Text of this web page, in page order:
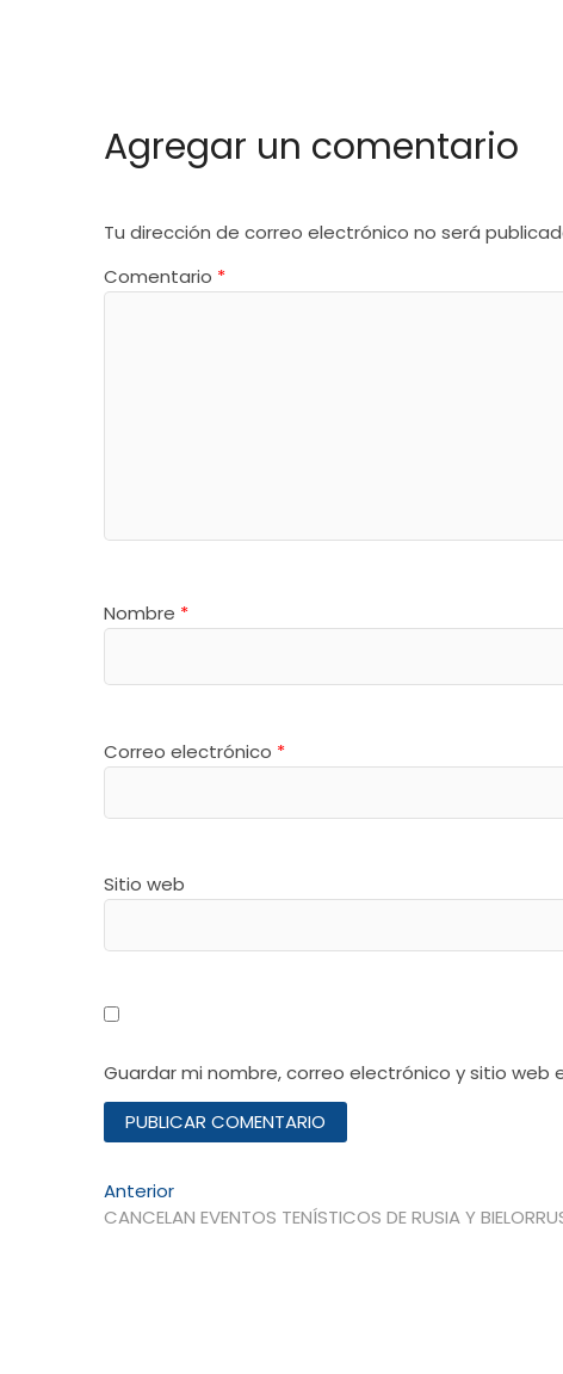
Agregar un comentario
Tu dirección de correo electrónico no será
Comentario *
Nombre *
Correo electrónico *
Sitio web
Guardar mi nombre, correo electrónico y sitio
Navegación
de
AnteriorEntrada
anterior:
CANCELAN EVENTOS TENÍSTICOS DE RUSIA Y